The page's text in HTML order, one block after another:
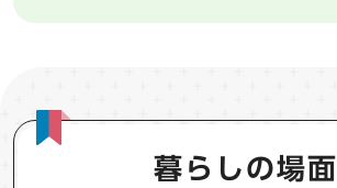
暮らしの場面